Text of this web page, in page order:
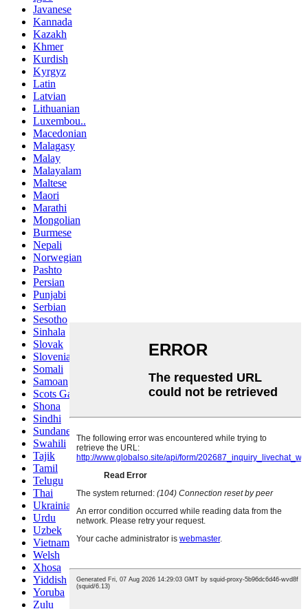
Javanese
Kannada
Kazakh
Khmer
Kurdish
Kyrgyz
Latin
Latvian
Lithuanian
Luxembou..
Macedonian
Malagasy
Malay
Malayalam
Maltese
Maori
Marathi
Mongolian
Burmese
Nepali
Norwegian
Pashto
Persian
Punjabi
Serbian
Sesotho
Sinhala
Slovak
Slovenian
Somali
Samoan
Scots Gaelic
Shona
Sindhi
Sundanese
Swahili
Tajik
Tamil
Telugu
Thai
Ukrainian
Urdu
Uzbek
Vietnamese
Welsh
Xhosa
Yiddish
Yoruba
Zulu